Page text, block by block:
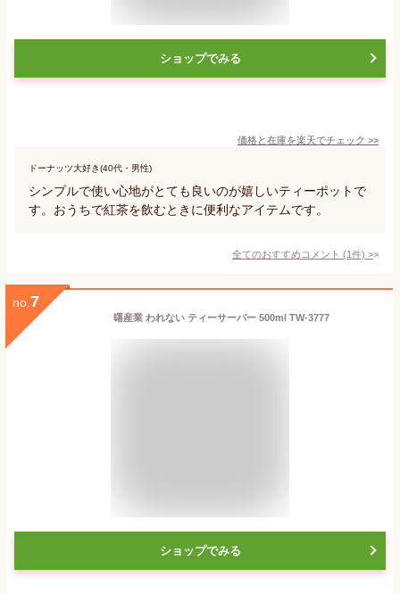
ショップでみる
価格と在庫を楽天でチェック >>
ドーナッツ大好き(40代・男性)
シンプルで使い心地がとても良いのが嬉しいティーポットで
す。おうちで紅茶を飲むときに便利なアイテムです。
全てのおすすめコメント (1件) >
no. 7
曙産業 われない ティーサーバー 500ml TW-3777
ショップでみる